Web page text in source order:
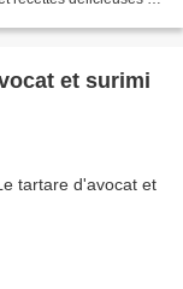
et surimi